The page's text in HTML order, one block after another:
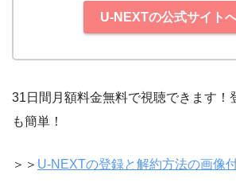
U-NEXTの公式サイトへ
31日間月額料金無料で視聴できます！
も簡単！
＞＞ U-NEXTの登録と解約方法の画像